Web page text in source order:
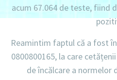
acum 67.064 de teste, fiind
Reamintim faptul că a fost
0800800165, la care
de încălcare a normelor